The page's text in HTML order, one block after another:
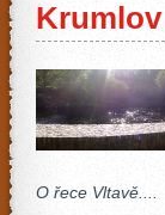
Krumlov
O řece Vltavě....